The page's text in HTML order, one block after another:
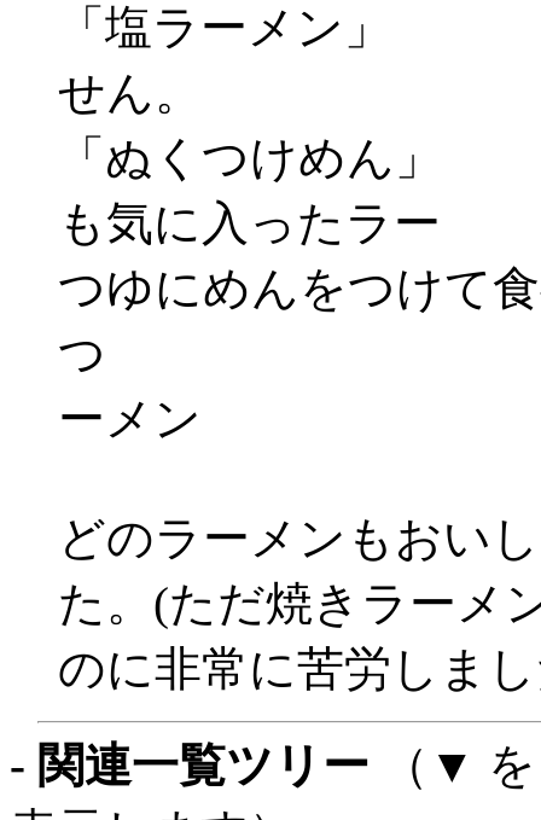
「塩ラーメン」
せん。
「ぬくつけめん」
も気に入
つゆにめんをつけて
つ けそば
ーメン
どのラーメンもおい
た。(ただ焼きラーメ
のに非常に苦労しま
- 関連一覧ツリー （▼